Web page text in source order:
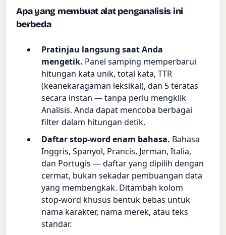
Apa yang membuat alat penganalisis ini
berbeda
Pratinjau langsung saat Anda
mengetik. Panel samping memperbarui
hitungan kata unik, total kata, TTR
(keanekaragaman leksikal), dan 5 teratas
secara instan — tanpa perlu mengklik
Analisis. Anda dapat mencoba berbagai
filter dalam hitungan detik.
Daftar stop-word enam bahasa. Bahasa
Inggris, Spanyol, Prancis, Jerman, Italia,
dan Portugis — daftar yang dipilih dengan
cermat, bukan sekadar pembuangan data
yang membengkak. Ditambah kolom
stop-word khusus bentuk bebas untuk
nama karakter, nama merek, atau teks
standar.